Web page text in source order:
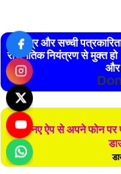
स्वतंत्र और सच्ची
राजनैतिक नियंत्रण से मुक्त
और
हमारे नए ऐप से अपने फोन पर